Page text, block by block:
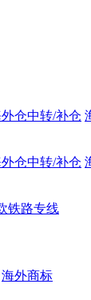
仓中转/补仓
仓中转/补仓
铁路专线
海外商标